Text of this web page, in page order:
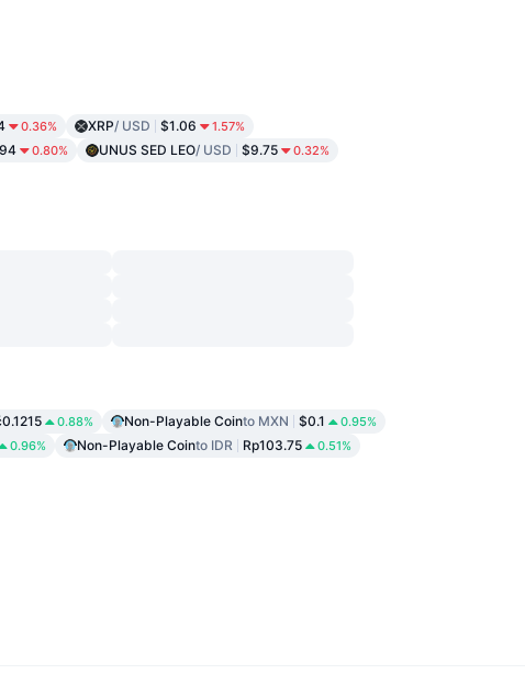
0.36% XRP/ USD $1.06 1.57%
0.80% UNUS SED LEO/ USD $9.75 0.32%
0.88% Non-Playable Cointo MXN $0.1 0.95%
0.96% Non-Playable Cointo IDR Rp103.75 0.51%